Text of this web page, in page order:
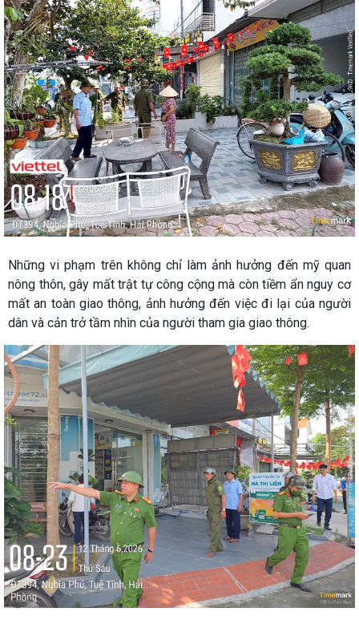
Những vi phạm trên không chỉ làm ảnh hưởng đến mỹ quan
nông thôn, gây mất trật tự công cộng mà còn tiềm ẩn nguy cơ
mất an toàn giao thông, ảnh hưởng đến việc đi lại của người
dân và cản trở tầm nhìn của người tham gia giao thông.